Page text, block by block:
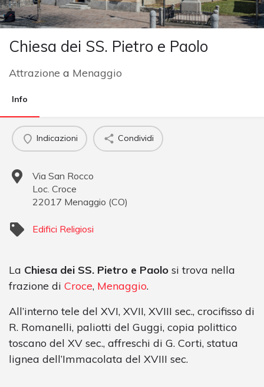
Chiesa dei SS. Pietro e Paolo
Attrazione a Menaggio
Info
Indicazioni Condividi
Via San Rocco
Loc. Croce
22017 Menaggio (CO)
Edifici Religiosi
La Chiesa dei SS. Pietro e Paolo si trova nella
frazione di Croce, Menaggio.
All’interno tele del XVI, XVII, XVIII sec., crocifisso di
R. Romanelli, paliotti del Guggi, copia polittico
toscano del XV sec., affreschi di G. Corti, statua
lignea dell’Immacolata del XVIII sec.